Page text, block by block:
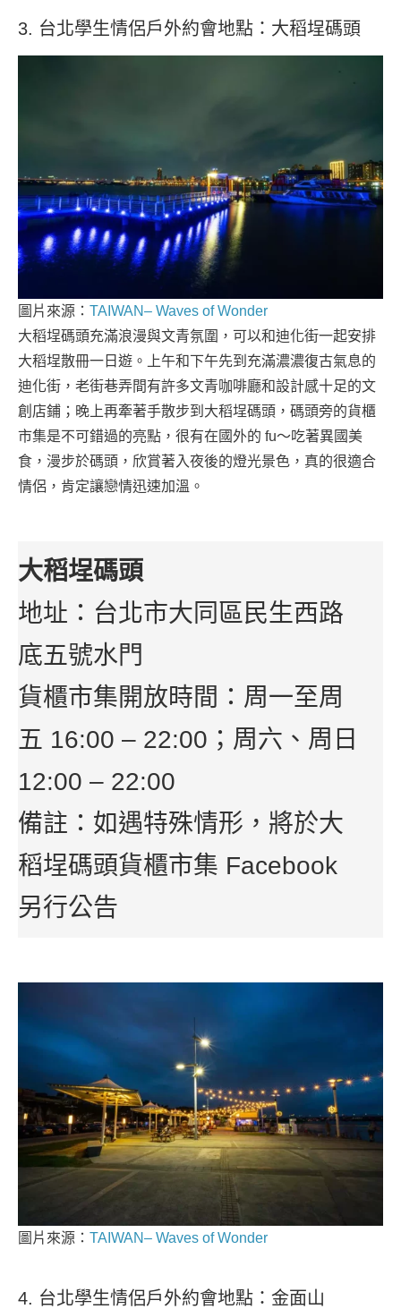
3. 台北學生情侶戶外約會地點：大稻埕碼頭
圖片來源： TAIWAN– Waves of Wonder
大稻埕碼頭充滿浪漫與文青氛圍，可以和迪化街一起安排
大稻埕散冊一日遊。上午和下午先到充滿濃濃復古氣息的
迪化街，老街巷弄間有許多文青咖啡廳和設計感十足的文
創店鋪；晚上再牽著手散步到大稻埕碼頭，碼頭旁的貨櫃
市集是不可錯過的亮點，很有在國外的 fu～吃著異國美
食，漫步於碼頭，欣賞著入夜後的燈光景色，真的很適合
情侶，肯定讓戀情迅速加溫。
大稻埕碼頭
地址：台北市大同區民生西路
底五號水門
貨櫃市集開放時間：周一至周
五 16:00 – 22:00；周六、周日
12:00 – 22:00
備註：如遇特殊情形，將於大
稻埕碼頭貨櫃市集 Facebook
另行公告
圖片來源： TAIWAN– Waves of Wonder
4. 台北學生情侶戶外約會地點：金面山